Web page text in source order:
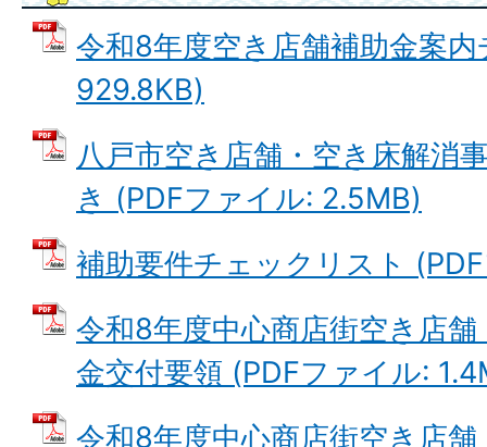
令和8年度空き店舗補助金案
929.8KB)
八戸市空き店舗・空き床解消
き (PDFファイル: 2.5MB)
補助要件チェックリスト
令和8年度中心商店街空き店
金交付要領 (PDFファイル:
令和8年度中心商店街空き店